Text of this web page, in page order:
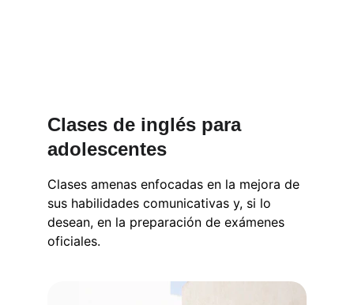
Clases de inglés para
adolescentes
Clases amenas enfocadas en la mejora de
sus habilidades comunicativas y, si lo
desean, en la preparación de exámenes
oficiales.